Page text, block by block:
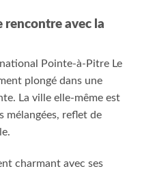
rencontre avec la
Pointe-à-Pitre Le
plongé dans une
La ville elle-même est
mélangées, reflet de
charmant avec ses